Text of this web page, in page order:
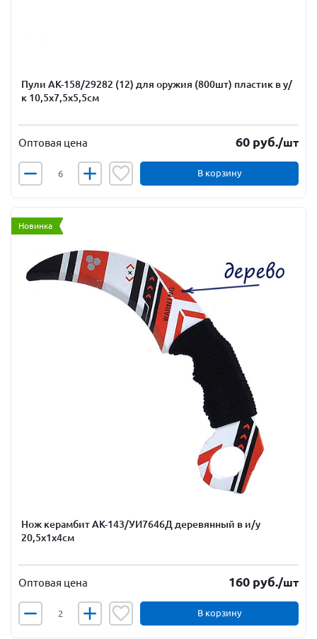
Пули АК-158/29282 (12) для оружия (800шт) пластик в у/
к 10,5х7,5х5,5см
Оптовая цена 60 руб./шт
В корзину
Новинка
Нож керамбит АК-143/УИ7646Д деревянный в и/у
20,5х1х4см
Оптовая цена 160 руб./шт
В корзину